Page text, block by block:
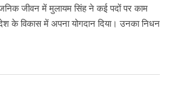
जीवन में मुलायम सिंह ने कई पदों पर काम
के विकास में अपना योगदान दिया। उनका निधन